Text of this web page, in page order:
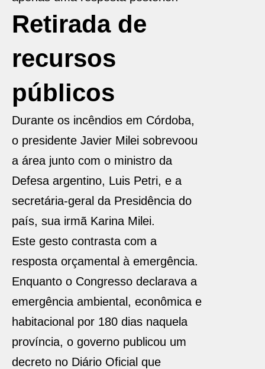
Retirada de
recursos
públicos
Durante os incêndios em Córdoba,
o presidente Javier Milei sobrevoou
a área junto com o ministro da
Defesa argentino, Luis Petri, e a
secretária-geral da Presidência do
país, sua irmã Karina Milei.
Este gesto contrasta com a
resposta orçamental à emergência.
Enquanto o Congresso declarava a
emergência ambiental, econômica e
habitacional por 180 dias naquela
província, o governo publicou um
decreto no Diário Oficial que